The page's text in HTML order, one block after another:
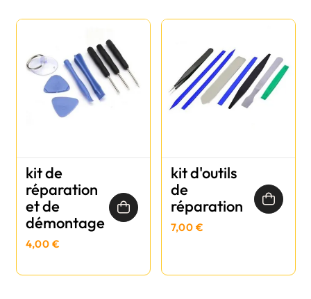
kit de
réparation
et de
démontage
4,00 €
kit d'outils
de
réparation
7,00 €